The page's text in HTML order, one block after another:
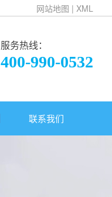
网站地图 | XML
服务热线：
400-990-0532
联系我们